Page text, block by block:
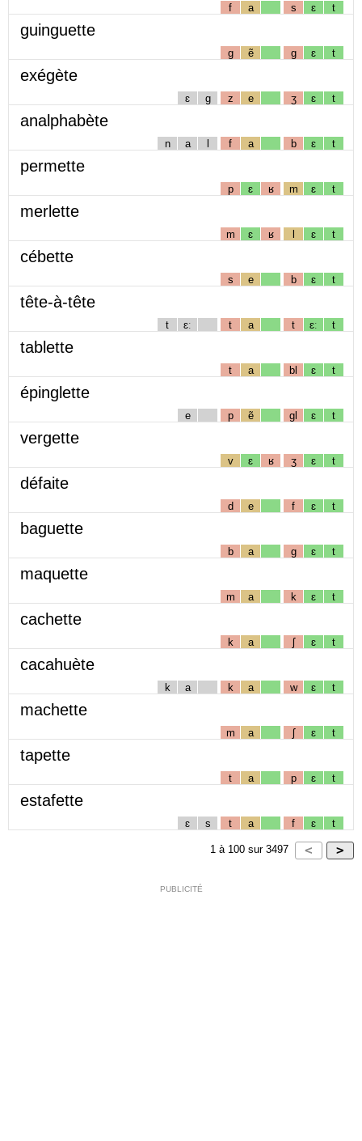
f a s ɛ t
guinguette
g ẽ g ɛ t
exégète
ɛ g z e ʒ ɛ t
analphabète
n a l f a b ɛ t
permette
p ɛ ʁ m ɛ t
merlette
m ɛ ʁ l ɛ t
cébette
s e b ɛ t
tête-à-tête
t ɛː t a t ɛː t
tablette
t a bl ɛ t
épinglette
e p ẽ gl ɛ t
vergette
v ɛ ʁ ʒ ɛ t
défaite
d e f ɛ t
baguette
b a g ɛ t
maquette
m a k ɛ t
cachette
k a ʃ ɛ t
cacahuète
k a k a w ɛ t
machette
m a ʃ ɛ t
tapette
t a p ɛ t
estafette
ɛ s t a f ɛ t
1 à 100 sur 3497
PUBLICITÉ